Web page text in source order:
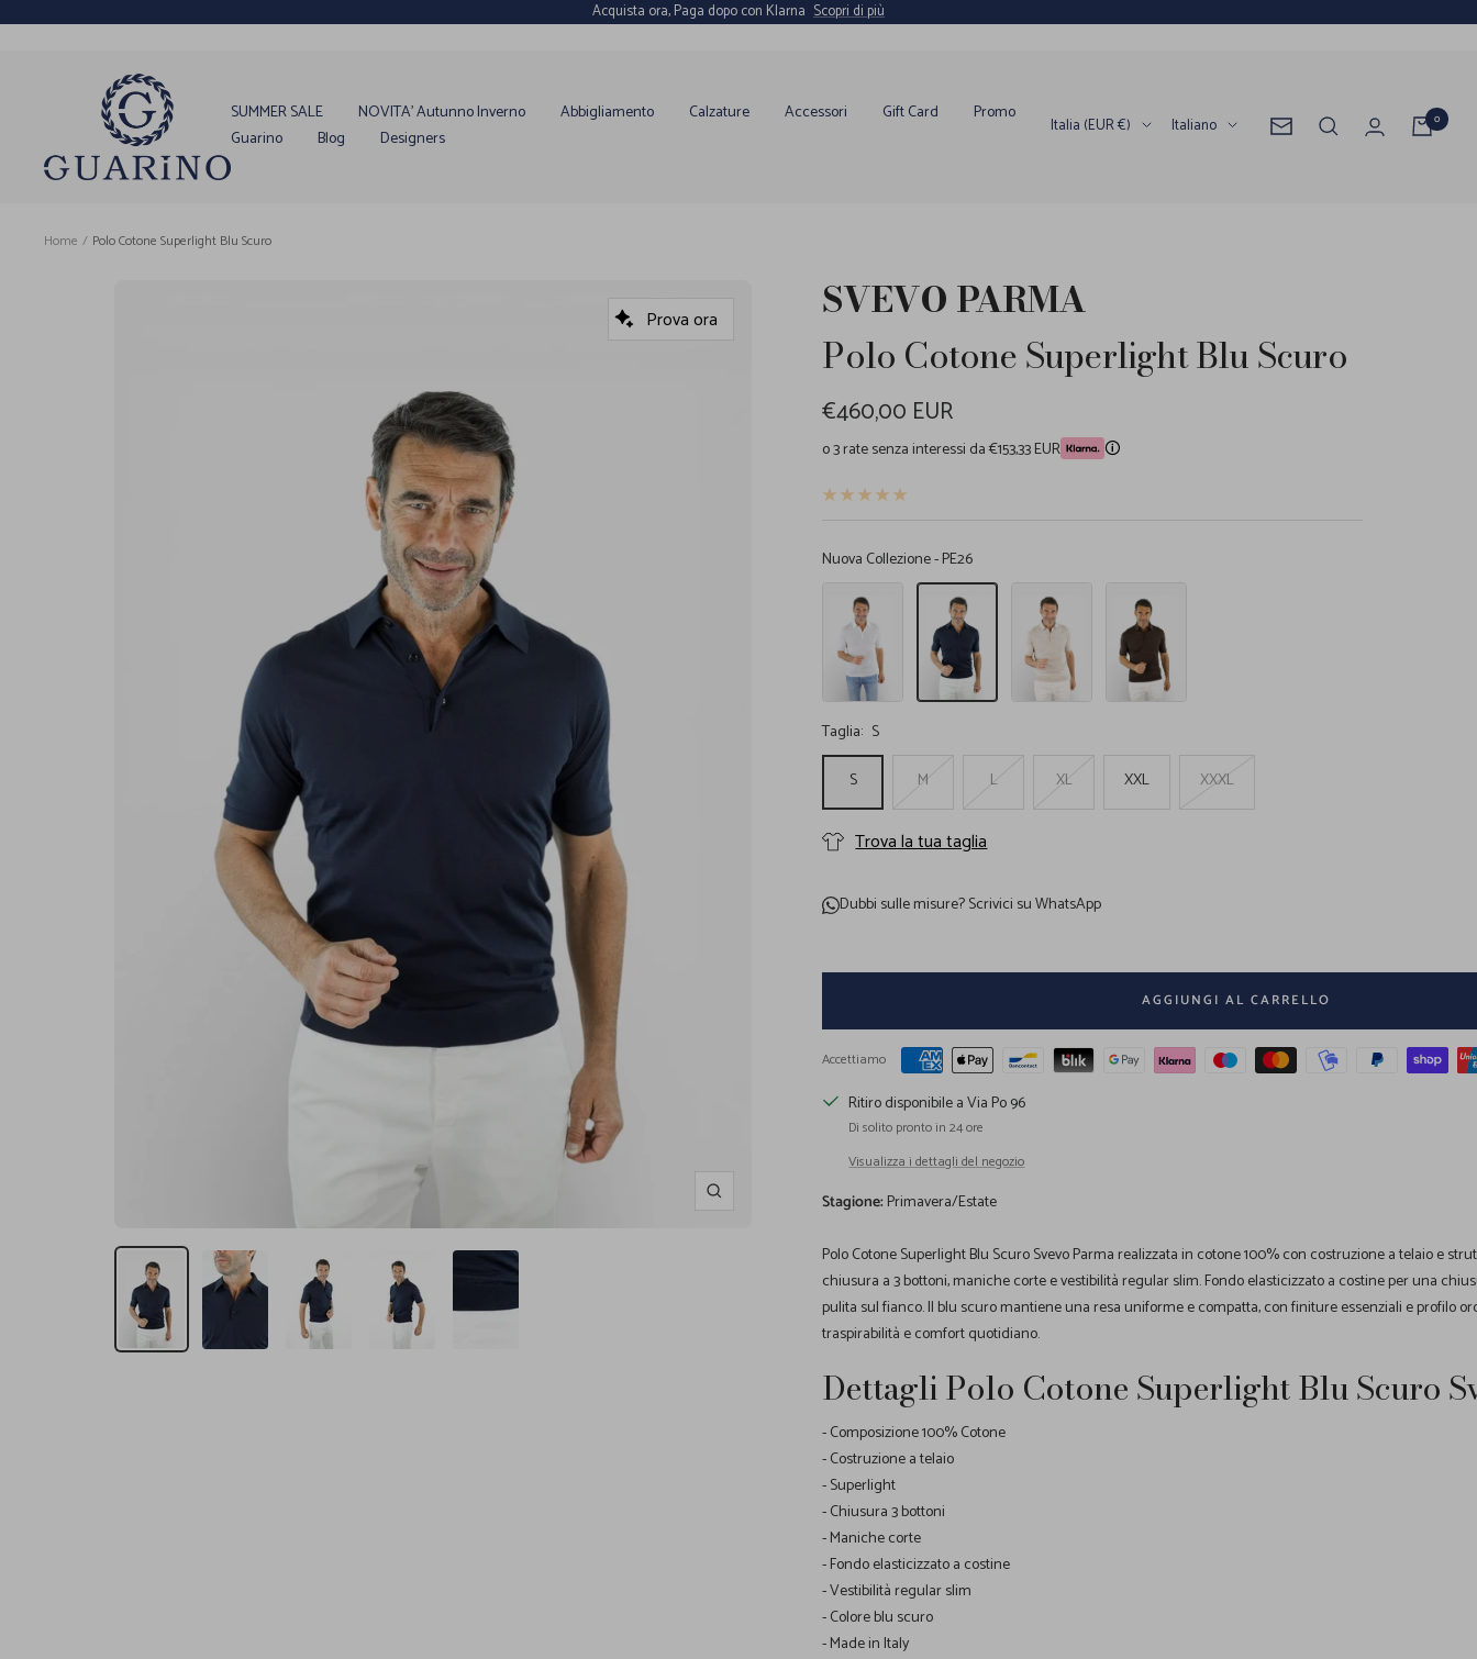
Acquista ora, Paga dopo con Klarna Scopri di più
SUMMER SALE NOVITA' Autunno Inverno Abbigliamento Calzature Accessori Gift Card
Promo
Guarino
Blog Designers
Paese/Area
Italia (EUR €) Lingua
Italiano Newsletter 0
Home Polo Cotone Superlight Blu Scuro
Ingrandisci
Prova ora
SVEVO PARMA
Polo Cotone Superlight Blu Scuro
Prezzo
di
vendita
€460,00 EUR
o 3 rate senza interessi da €153,33 EUR 🛈
Nuova Collezione - PE26
Cotone
Superlight
Bianco
Cotone
Superlight
Blu
Scuro
Cotone
Superlight
Beige
Chiaro
Cotone
Superlight
Testa
Moro
Taglia: S
S
M L XL XXL XXXL
Trova la tua taglia
Dubbi sulle misure?Scrivici su WhatsApp
AGGIUNGI AL CARRELLO
Accettiamo
Ritiro disponibile a Via Po 96
Di solito pronto in 24 ore
Visualizza i dettagli del negozio
Stagione:Primavera/Estate
Polo Cotone Superlight Blu Scuro Svevo Parma realizzata in cotone 100% con costruzione a telaio e
chiusura a 3 bottoni, maniche corte e vestibilità regular slim. Fondo elasticizzato a costine per una
pulita sul fianco. Il blu scuro mantiene una resa uniforme e compatta, con finiture essenziali e profilo
traspirabilità e comfort quotidiano.
Dettagli Polo Cotone Superlight Blu Scuro
- Composizione 100% Cotone
- Costruzione a telaio
- Superlight
- Chiusura 3 bottoni
- Maniche corte
- Fondo elasticizzato a costine
- Vestibilità regular slim
- Colore blu scuro
- Made in Italy